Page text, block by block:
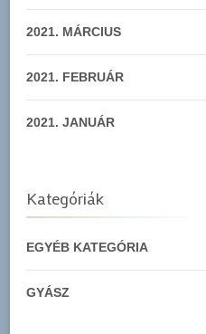
2021. MÁRCIUS
2021. FEBRUÁR
2021. JANUÁR
Kategóriák
EGYÉB KATEGÓRIA
GYÁSZ